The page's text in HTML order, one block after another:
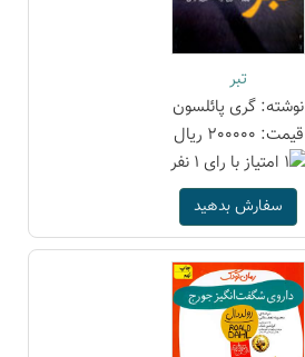
تبر
نوشته: گری پائلسون
قیمت: 200000 ریال
سفارش بدهید